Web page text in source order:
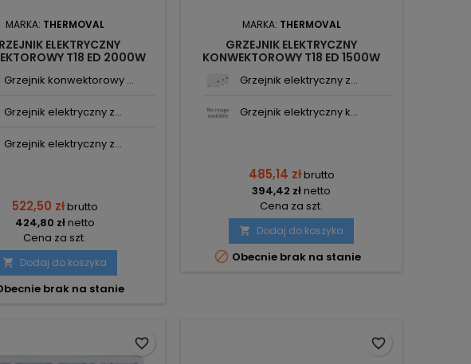
MARKA: THERMOVAL
ELEKTRYCZNY
T18 ED 2000W
THERMOVAL
Grzejnik konwektorowy ...
Grzejnik elektryczny z...
Grzejnik elektryczny z...
522,50 złbrutto
424,80 złnetto
Cena za szt.
 Dodaj do koszyka
brak na stanie
MARKA: THERMOVAL
GRZEJNIK ELEKTRYCZNY
KONWEKTOROWY T18 ED 1500W
Grzejnik elektryczny z...
Grzejnik elektryczny k...
485,14 złbrutto
394,42 złnetto
Cena za szt.
 Dodaj do koszyka
 Obecnie brak na stanie
favorite_border favorite_border